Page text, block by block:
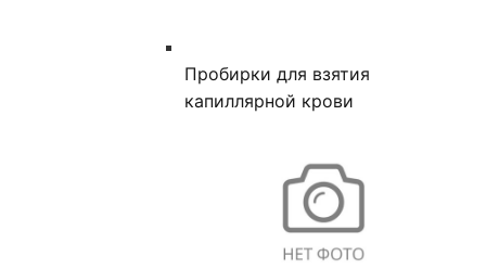
Пробирки для взятия
капиллярной крови